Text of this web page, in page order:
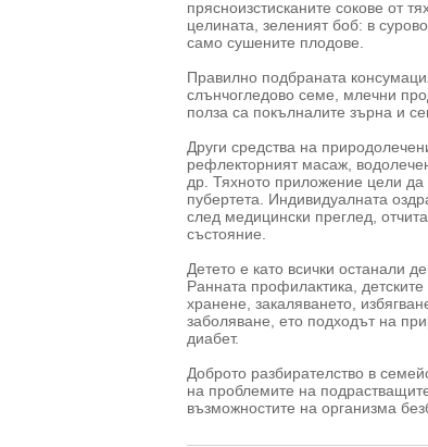
прясноизстисканите сокове от
целината, зеленият боб: в
само сушените плодове.
Правилно подбраната
слънчогледово семе, млечни
полза са покълналите зърна и
Други средства на
рефлекторният масаж,
др. Тяхното приложение цели
пубертета. Индивидуалната
след медицински преглед,
състояние.
Детето е като всички останали
Ранната профилактика,
хранене, закаляването,
заболяване, ето подходът на
диабет.
Доброто разбирателство в
на проблемите на
възможностите на организма